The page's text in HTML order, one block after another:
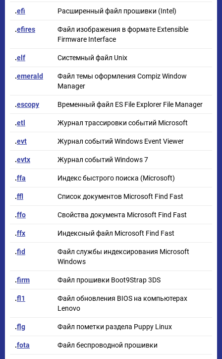
.efi Расширенный файл прошивки (Intel)
.efires
Файл изображения в формате Extensible
Firmware Interface
.elf Системный файл Unix
.emerald
Файл темы оформления Compiz Window
Manager
.escopy Временный файл ES File Explorer File Manager
.etl Журнал трассировки событий Microsoft
.evt Журнал событий Windows Event Viewer
.evtx Журнал событий Windows 7
.ffa Индекс быстрого поиска (Microsoft)
.ffl Список документов Microsoft Find Fast
.ffo Свойства документа Microsoft Find Fast
.ffx Индексный файл Microsoft Find Fast
.fid
Файл службы индексирования Microsoft
Windows
.firm Файл прошивки Boot9Strap 3DS
.fl1
Файл обновления BIOS на компьютерах
Lenovo
.flg Файл пометки раздела Puppy Linux
.fota Файл беспроводной прошивки